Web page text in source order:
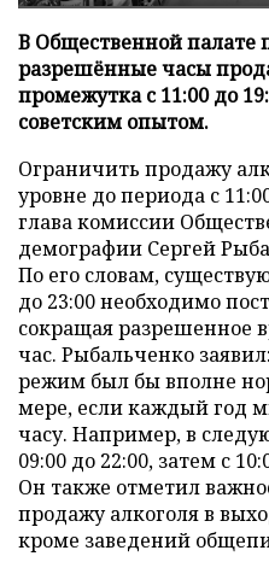
В Общественной палате
разрешённые часы
промежутка с 11:00 до
советским опытом.
Ограничить продажу
уровне до периода с
глава комиссии
демографии Сергей
По его словам,
до 23:00 необходимо
сокращая разрешенное
час. Рыбальченко
режим был бы вполне
мере, если каждый год
часу. Например, в
09:00 до 22:00, затем с
Он также отметил
продажу алкоголя в
кроме заведений